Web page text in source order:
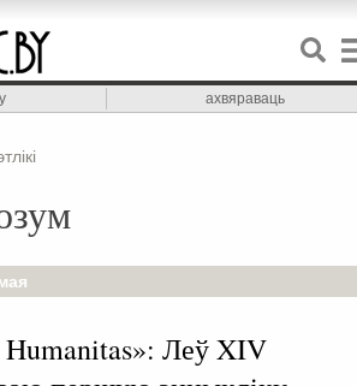
ахвяраваць
Леў XIV